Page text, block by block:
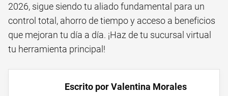
2026, sigue siendo tu aliado fundamental para un
control total, ahorro de tiempo y acceso a beneficios
que mejoran tu día a día. ¡Haz de tu sucursal virtual
tu herramienta principal!
Escrito por Valentina Morales